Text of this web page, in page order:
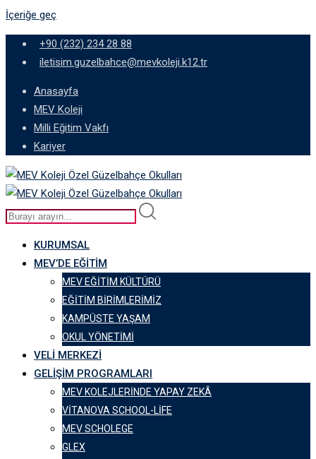
İçeriğe geç
+90 (232) 234 28 88
iletisim.guzelbahce@mevkoleji.k12.tr
Anasayfa
MEV Koleji
Milli Eğitim Vakfı
Kariyer
KURUMSAL
MEV’DE EĞITIM
MEV EĞITIM KÜLTÜRÜ
EĞITIM BIRIMLERIMIZ
KAMPÜSTE YAŞAM
OKUL YÖNETIMI
VELI MERKEZI
GELIŞIM PROGRAMLARI
MEV KOLEJLERINDE YAPAY ZEKÂ
VITANOVA SCHOOL-LIFE
MEV SCHOLEGE
GLEX